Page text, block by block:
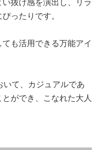
ったりです。
も活用できる万能アイ
て、カジュアルであ
ができ、こなれた大人